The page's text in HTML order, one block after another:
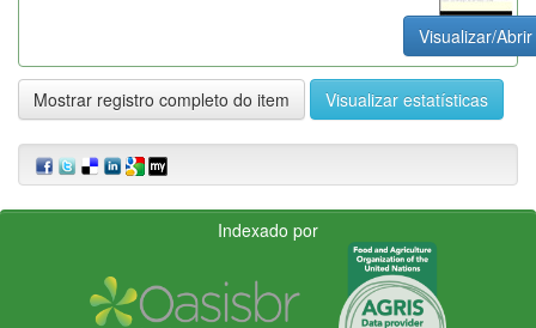
Visualizar/Abrir
Mostrar registro completo do item Visualizar estatísticas
Indexado por